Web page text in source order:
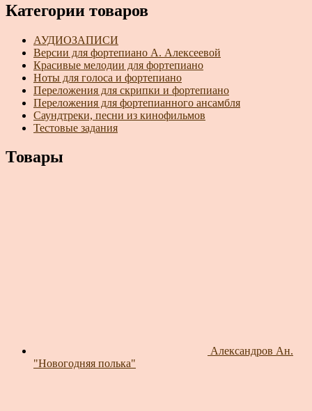
Категории товаров
АУДИОЗАПИСИ
Версии для фортепиано А. Алексеевой
Красивые мелодии для фортепиано
Ноты для голоса и фортепиано
Переложения для скрипки и фортепиано
Переложения для фортепианного ансамбля
Саундтреки, песни из кинофильмов
Тестовые задания
Товары
Александров Ан.
"Новогодняя полька"